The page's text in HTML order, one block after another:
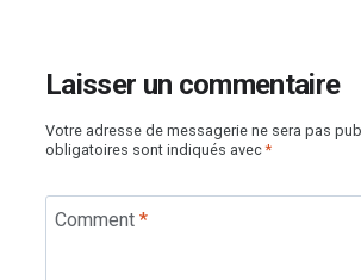
Laisser un commentaire
Votre adresse de messagerie ne sera pas
obligatoires sont indiqués avec*
Comment *